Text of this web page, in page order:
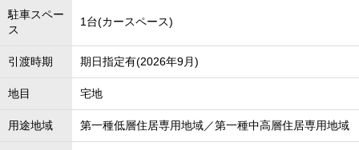
駐車スペー
ス
1台(カースペース)
引渡時期 期日指定有(2026年9月)
地目 宅地
用途地域 第一種低層住居専用地域／第一種中高層住居専用地域